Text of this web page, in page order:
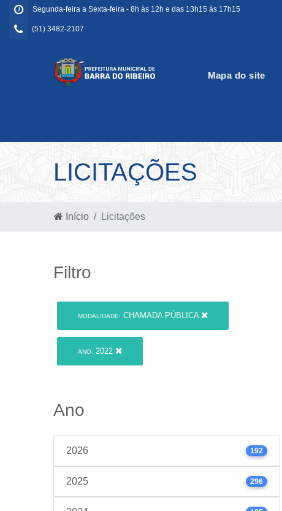
Segunda-feira a Sexta-feira - 8h às 12h e das 13h15 às 17h15
(51) 3482-2107
Mapa do site
LICITAÇÕES
Início Licitações
Filtro
MODALIDADE: CHAMADA PÚBLICA
ANO: 2022
Ano
2026 192
2025 296